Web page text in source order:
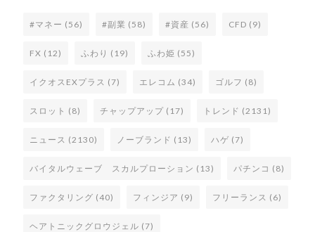
#マネー (56) #副業 (58) #資産 (56) CFD (9)
FX (12) ふわり (19) ふわ姫 (55)
イクオスEXプラス (7) エレコム (34) ゴルフ (8)
スロット (8) チャップアップ (17) トレンド (2131)
ニュース (2130) ノーブランド (13) ハゲ (7)
バイタルウェーブ スカルプローション (13) パチンコ (8)
ファクタリング (40) フィンジア (9) フリーランス (6)
ヘアトニックグロウジェル (7)